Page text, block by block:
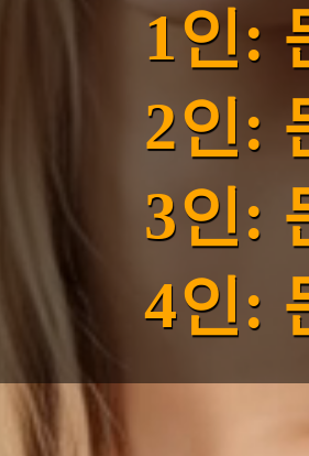
1인:
2인:
3인:
4인: